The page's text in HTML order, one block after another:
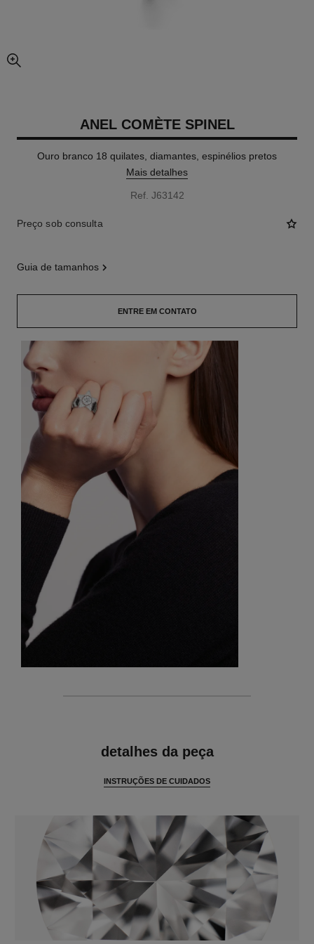
aumentar imagem
ANEL COMÈTE SPINEL
Ouro branco 18 quilates, diamantes, espinélios pretos
Mais detalhes
Ref. J63142
Preço sob consulta
guia de tamanhos
ENTRE EM CONTATO
detalhes da peça
INSTRUÇÕES DE CUIDADOS